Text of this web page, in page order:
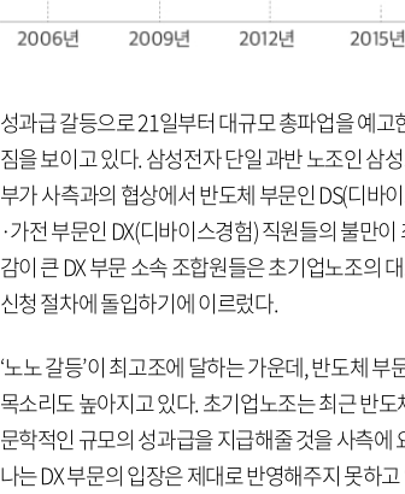
성과급 갈등으로 21일부터 대규모 총파업을 예
짐을 보이고 있다. 삼성전자 단일 과반 노조인 삼
부가 사측과의 협상에서 반도체 부문인 DS(디바
·가전 부문인 DX(디바이스경험) 직원들의 불만
감이 큰 DX 부문 소속 조합원들은 초기업노조의
신청 절차에 돌입하기에 이르렀다.
‘노노 갈등’이 최고조에 달하는 가운데, 반도체
목소리도 높아지고 있다. 초기업노조는 최근 반
문학적인 규모의 성과급을 지급해줄 것을 사측
나는 DX 부문의 입장은 제대로 반영해주지 못하